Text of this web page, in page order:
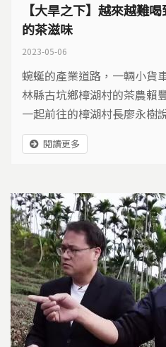
【大旱之下】越來越難
的茶滋味
2023-05-06
蜿蜒的產業道路，一輛小貨
林縣古坑鄉樟湖村的茶農賴
一起前往的樟湖村長廖永樹
這種情形。」
閱讀更多